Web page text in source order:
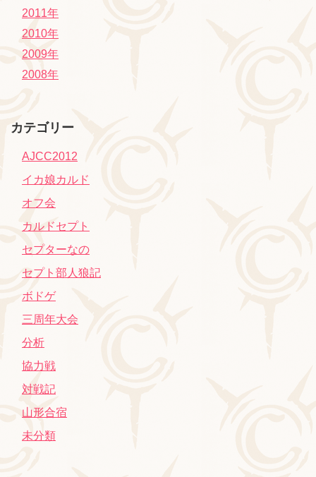
2011年
2010年
2009年
2008年
カテゴリー
AJCC2012
イカ娘カルド
オフ会
カルドセプト
セプターなの
セプト部人狼記
ボドゲ
三周年大会
分析
協力戦
対戦記
山形合宿
未分類